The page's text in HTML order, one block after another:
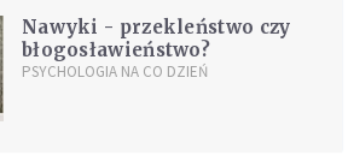
Nawyki - przekleństwo czy
błogosławieństwo?
PSYCHOLOGIA NA CO DZIEŃ